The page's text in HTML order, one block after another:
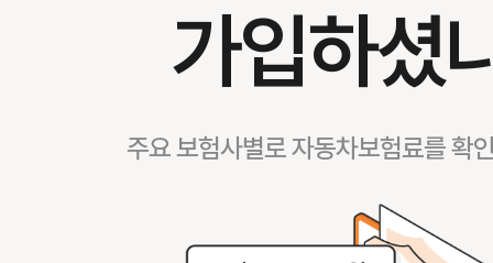
가입하셨
주요 보험사별로 자동차보험료를 확